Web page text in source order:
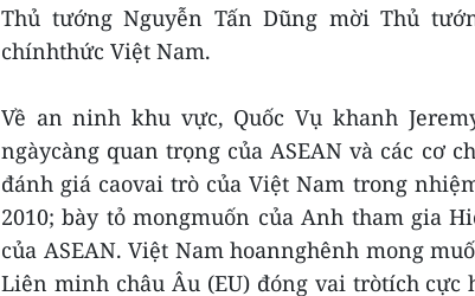
Thủ tướng Nguyễn Tấn Dũng mời Thủ
chínhthức Việt Nam.
Về an ninh khu vực, Quốc Vụ khanh
ngàycàng quan trọng của ASEAN và các cơ
đánh giá caovai trò của Việt Nam trong
2010; bày tỏ mongmuốn của Anh tham gia
của ASEAN. Việt Nam hoannghênh mong
Liên minh châu Âu (EU) đóng vai tròtích